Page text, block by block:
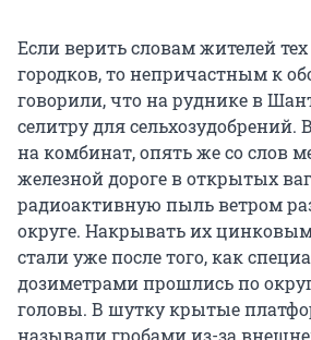
Если верить словам жителей
городков, то непричастным к
говорили, что на руднике в
селитру для сельхозудобрений.
на комбинат, опять же со слов
железной дороге в открытых
радиоактивную пыль ветром
округе. Накрывать их
стали уже после того, как
дозиметрами прошлись по
головы. В шутку крытые
называли гробами из-за